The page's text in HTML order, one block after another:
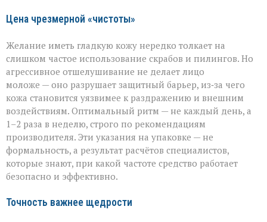
Цена чрезмерной «чистоты»
Желание иметь гладкую кожу нередко толкает на
слишком частое использование скрабов и пилингов. Но
агрессивное отшелушивание не делает лицо
моложе — оно разрушает защитный барьер, из‑за чего
кожа становится уязвимее к раздражению и внешним
воздействиям. Оптимальный ритм — не каждый день, а
1–2 раза в неделю, строго по рекомендациям
производителя. Эти указания на упаковке — не
формальность, а результат расчётов специалистов,
которые знают, при какой частоте средство работает
безопасно и эффективно.
Точность важнее щедрости